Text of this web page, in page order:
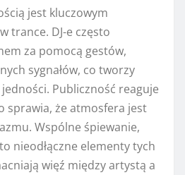
jest kluczowym
trance. DJ-e często
za pomocą gestów,
sygnałów, co tworzy
Publiczność reaguje
sprawia, że atmosfera jest
Wspólne śpiewanie,
nieodłączne elementy tych
więź między artystą a